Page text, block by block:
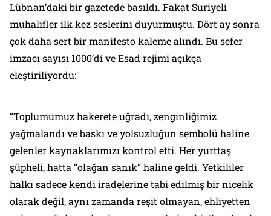
Lübnan’daki bir gazetede basıldı. Fakat Suriyeli
muhalifler ilk kez seslerini duyurmuştu. Dört ay sonra
çok daha sert bir manifesto kaleme alındı. Bu sefer
imzacı sayısı 1000’di ve Esad rejimi açıkça
eleştiriliyordu:
“Toplumumuz hakerete uğradı, zenginliğimiz
yağmalandı ve baskı ve yolsuzluğun sembolü haline
gelenler kaynaklarımızı kontrol etti. Her yurttaş
şüpheli, hatta “olağan sanık” haline geldi. Yetkililer
halkı sadece kendi iradelerine tabi edilmiş bir nicelik
olarak değil, aynı zamanda reşit olmayan, ehliyetten